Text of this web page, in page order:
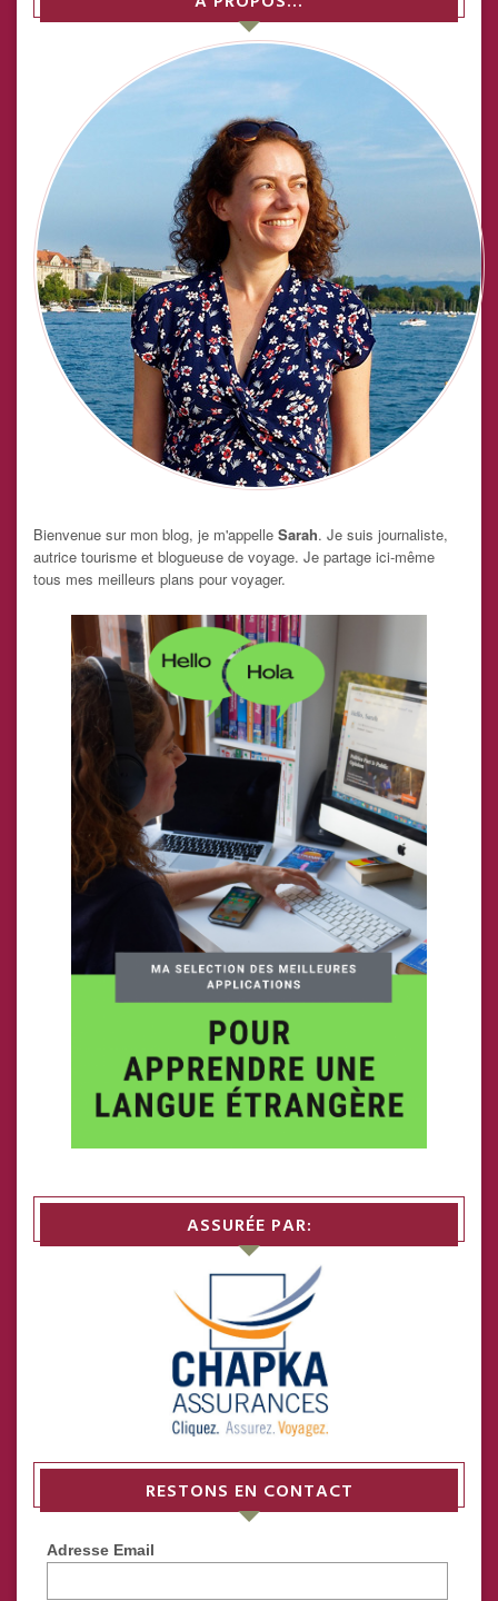
Bienvenue sur mon blog, je m'appelle Sarah. Je suis journaliste,
autrice tourisme et blogueuse de voyage. Je partage ici-même
tous mes meilleurs plans pour voyager.
ASSURÉE PAR:
RESTONS EN CONTACT
Adresse Email